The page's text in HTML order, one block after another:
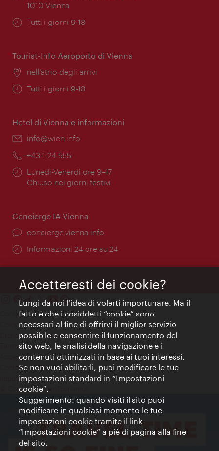
1010 Vienna
Orari
Tutti i giorni 9-18
Tourist-Info Aeroporto di Vienna
Posizione:
nell’atrio degli arrivi
Orari
Tutti i giorni 9-18
Hotel di Vienna e informazioni
Email:
info@wien.info
Telefono:
+43-1-24 555
Orari
di
Lunedì-Venerdì ore 9–17
Chiuso nei giorni festivi
Concierge IA Vienna
Ort:
concierge.vienna.info
Öffnungszeiten:
Informazioni 24 ore su 24
Contatti
Colophon
Dichiarazione sulla protezione dei dati
Terms of Use
Accessibilità
Contatto stampa
Impostazioni cookie
© Copyright WienTourismus
Accetteresti dei cookie?
Lungi da noi l’idea di volerti importunare. Ma il
fatto è che i cosiddetti “cookie” sono
necessari al fine di offrirvi il miglior servizio
possibile e consentire il funzionamento del
sito web, le analisi della navigazione e i
contenuti ottimizzati in base ai tuoi interessi.
Se non vuoi abilitarli, puoi modificare le tue
impostazioni standard in “Impostazioni
cookie”.
Suggerimento: quando visiti il sito puoi
modificare in qualsiasi momento le tue
impostazioni cookie tramite il link
“Impostazioni cookie” a piè di pagina alla fine
del sito.